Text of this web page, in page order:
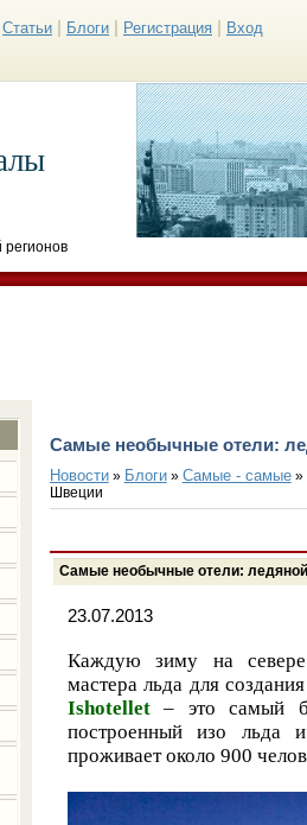
Статьи Блоги Регистрация Вход
Самые необычные отели:
Новости» Блоги» Самые - самые»
Швеции
Самые необычные отели:
23.07.2013
Каждую зиму на
мастера льда для
Ishotellet– это самый
построенный изо льда
проживает около 900